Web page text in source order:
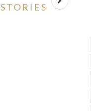
STORIES